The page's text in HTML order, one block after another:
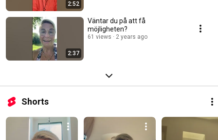
2:52
2:37
Väntar du på att få
möjligheten?
61 views 2 years ago
Shorts